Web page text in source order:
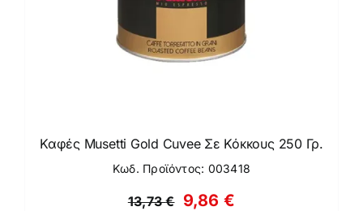
Καφές Musetti Gold Cuvee Σε Κόκκους 250 Γρ.
Κωδ. Προϊόντος: 003418
13,73€ Original
9,86 €